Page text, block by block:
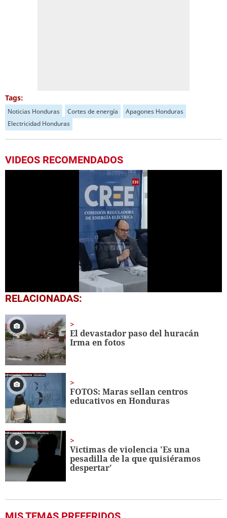
Tags:
Noticias Honduras Cortes de energía
Apagones Honduras
Electricidad Honduras
VIDEOS RECOMENDADOS
0
seconds
1
minute,
18
seconds
RELACIONADAS:
El devastador paso del huracán
Irma en fotos
FOTOS: Maras sellan centros
educativos en Honduras
Victimas de violencia 'Es una
pesadilla de la que quisiéramos
despertar'